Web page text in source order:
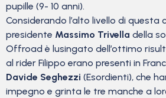
pupille (9- 10 anni).
Considerando l’alto livello di questa
presidente Massimo Trivella della
Offroad è lusingato dell’ottimo
al rider Filippo erano presenti in
Davide Seghezzi (Esordienti), che
impegno e grinta le tre manche a